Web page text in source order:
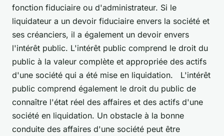
fonction fiduciaire ou d'administrateur. Si le
liquidateur a un devoir fiduciaire envers la société et
ses créanciers, il a également un devoir envers
l'intérêt public. L'intérêt public comprend le droit du
public à la valeur complète et appropriée des actifs
d'une société qui a été mise en liquidation. L'intérêt
public comprend également le droit du public de
connaître l'état réel des affaires et des actifs d'une
société en liquidation. Un obstacle à la bonne
conduite des affaires d'une société peut être